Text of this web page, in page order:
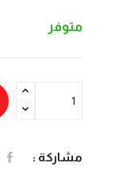
متوفر
مشاركة :